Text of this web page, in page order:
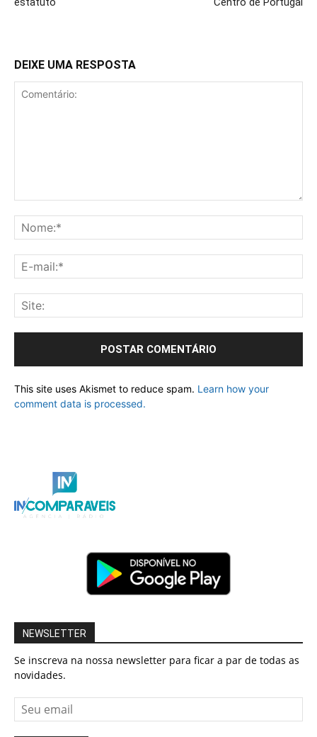
DEIXE UMA RESPOSTA
This site uses Akismet to reduce spam. Learn how your
comment data is processed.
NEWSLETTER
Se inscreva na nossa newsletter para ficar a par de todas as
novidades.